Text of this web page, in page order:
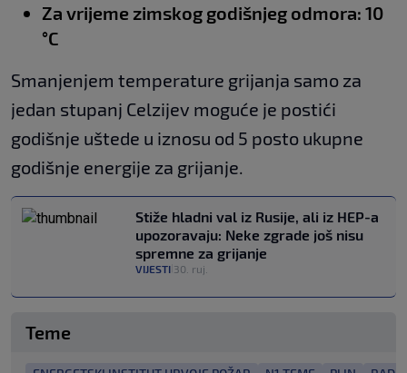
Za vrijeme zimskog godišnjeg odmora: 10
°C
Smanjenjem temperature grijanja samo za
jedan stupanj Celzijev moguće je postići
godišnje uštede u iznosu od 5 posto ukupne
godišnje energije za grijanje.
Stiže hladni val iz Rusije, ali iz HEP-a
upozoravaju: Neke zgrade još nisu
spremne za grijanje
VIJESTI 30. ruj.
Teme